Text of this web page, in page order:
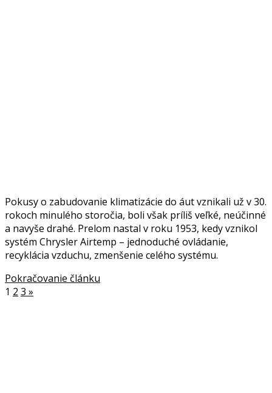
Pokusy o zabudovanie klimatizácie do áut vznikali už v 30.
rokoch minulého storočia, boli však príliš veľké, neúčinné
a navyše drahé. Prelom nastal v roku 1953, kedy vznikol
systém Chrysler Airtemp – jednoduché ovládanie,
recyklácia vzduchu, zmenšenie celého systému.
Pokračovanie článku
1 2 3 »